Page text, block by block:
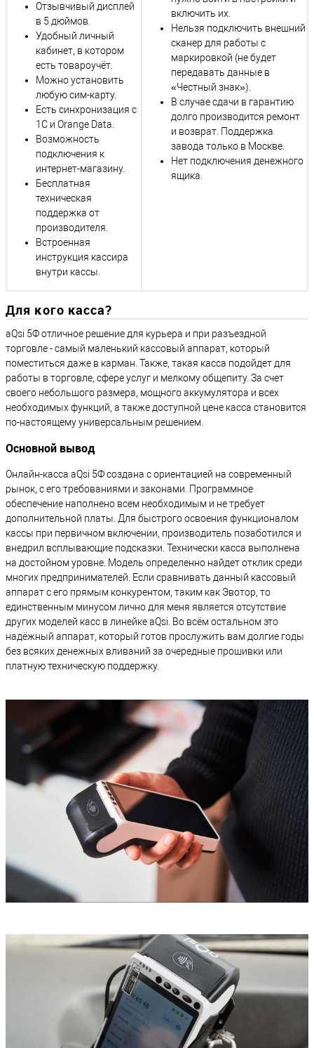
Отзывчивый дисплей
в 5 дюймов.
Удобный личный
кабинет, в котором
есть товароучёт.
Можно установить
любую сим-карту.
Есть синхронизация с
1С и Orange Data.
Возможность
подключения к
интернет-магазину.
Бесплатная
техническая
поддержка от
производителя.
Встроенная
инструкция кассира
внутри кассы.
включить их.
Нельзя подключить внешний
сканер для работы с
маркировкой (не будет
передавать данные в
«Честный знак»).
В случае сдачи в гарантию
долго производится ремонт
и возврат. Поддержка
завода только в Москве.
Нет подключения денежного
ящика.
Для кого касса?
aQsi 5Ф отличное решение для курьера и при разъездной
торговле - самый маленький кассовый аппарат, который
поместиться даже в карман. Также, такая касса подойдет для
работы в торговле, сфере услуг и мелкому общепиту. За счет
своего небольшого размера, мощного аккумулятора и всех
необходимых функций, а также доступной цене касса становится
по-настоящему универсальным решением.
Основной вывод
Онлайн-касса aQsi 5Ф создана с ориентацией на современный
рынок, с его требованиями и законами. Программное
обеспечение наполнено всем необходимым и не требует
дополнительной платы. Для быстрого освоения функционалом
кассы при первичном включении, производитель позаботился и
внедрил всплывающие подсказки. Технически касса выполнена
на достойном уровне. Модель определенно найдет отклик среди
многих предпринимателей. Если сравнивать данный кассовый
аппарат с его прямым конкурентом, таким как Эвотор, то
единственным минусом лично для меня является отсутствие
других моделей касс в линейке aQsi. Во всём остальном это
надёжный аппарат, который готов прослужить вам долгие годы
без всяких денежных вливаний за очередные прошивки или
платную техническую поддержку.